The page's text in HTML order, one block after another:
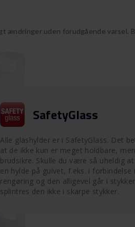
ændringer uden forudgående varsel.
SafetyGlass
Alle glashylder er i SafetyGlass. Det
at de ikke kun er meget holdbare,
brudsikre. Skulle du være så uheldig
en hylde på gulvet, f.eks. i forbindelse
rengøring og den alligevel går i
splintres den ikke i skarpe stykker.